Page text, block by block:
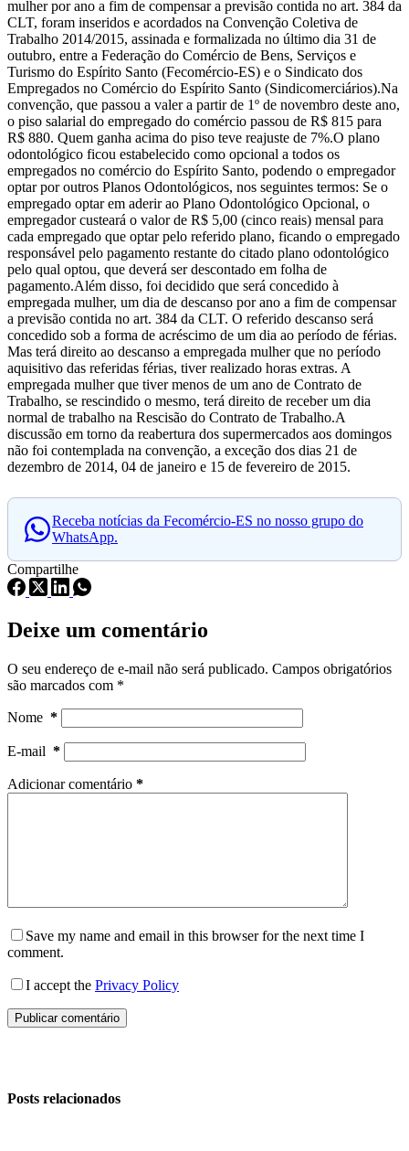
mulher por ano a fim de compensar a previsão contida no art. 384 da
CLT, foram inseridos e acordados na Convenção Coletiva de
Trabalho 2014/2015, assinada e formalizada no último dia 31 de
outubro, entre a Federação do Comércio de Bens, Serviços e
Turismo do Espírito Santo (Fecomércio-ES) e o Sindicato dos
Empregados no Comércio do Espírito Santo (Sindicomerciários).Na
convenção, que passou a valer a partir de 1º de novembro deste ano,
o piso salarial do empregado do comércio passou de R$ 815 para
R$ 880. Quem ganha acima do piso teve reajuste de 7%.O plano
odontológico ficou estabelecido como opcional a todos os
empregados no comércio do Espírito Santo, podendo o empregador
optar por outros Planos Odontológicos, nos seguintes termos: Se o
empregado optar em aderir ao Plano Odontológico Opcional, o
empregador custeará o valor de R$ 5,00 (cinco reais) mensal para
cada empregado que optar pelo referido plano, ficando o empregado
responsável pelo pagamento restante do citado plano odontológico
pelo qual optou, que deverá ser descontado em folha de
pagamento.Além disso, foi decidido que será concedido à
empregada mulher, um dia de descanso por ano a fim de compensar
a previsão contida no art. 384 da CLT. O referido descanso será
concedido sob a forma de acréscimo de um dia ao período de férias.
Mas terá direito ao descanso a empregada mulher que no período
aquisitivo das referidas férias, tiver realizado horas extras. A
empregada mulher que tiver menos de um ano de Contrato de
Trabalho, se rescindido o mesmo, terá direito de receber um dia
normal de trabalho na Rescisão do Contrato de Trabalho.A
discussão em torno da reabertura dos supermercados aos domingos
não foi contemplada na convenção, a exceção dos dias 21 de
dezembro de 2014, 04 de janeiro e 15 de fevereiro de 2015.
Receba notícias da Fecomércio-ES no nosso grupo do
WhatsApp.
Compartilhe
Deixe um comentário
O seu endereço de e-mail não será publicado. Campos obrigatórios
são marcados com *
Nome *
E-mail *
Adicionar comentário *
Save my name and email in this browser for the next time I
comment.
I accept the Privacy Policy
Publicar comentário
Posts relacionados